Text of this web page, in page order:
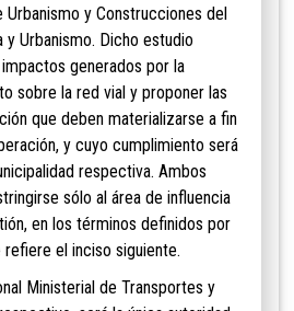
Urbanismo y Construcciones del
y Urbanismo. Dicho estudio
generados por la
sobre la red vial y proponer las
que deben materializarse a fin
y cuyo cumplimiento será
respectiva. Ambos
sólo al área de influencia
en los términos definidos por
el inciso siguiente.
Ministerial de Transportes y